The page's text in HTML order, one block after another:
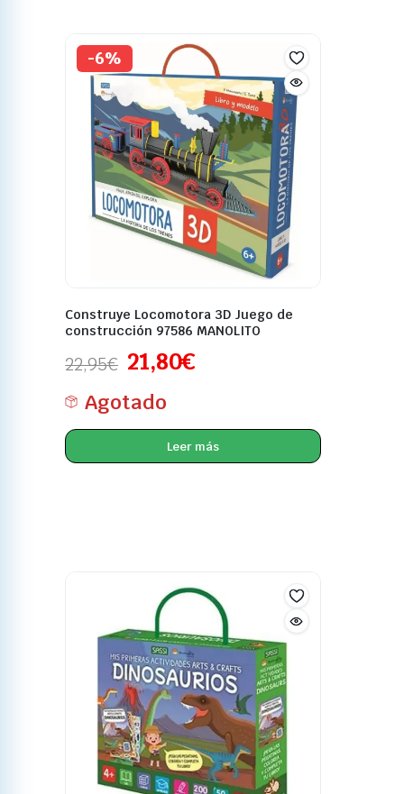
-6%
Construye Locomotora 3D Juego de
construcción 97586 MANOLITO
22,95€ 21,80€
Agotado
Leer más